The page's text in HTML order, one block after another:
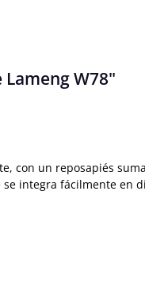
W78"
con un reposapiés
integra fácilmente en